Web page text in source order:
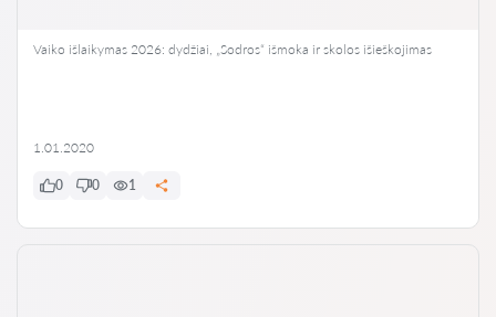
Vaiko išlaikymas 2026: dydžiai, „Sodros“ išmoka ir skolos išieškojimas
1.01.2020
0 0 1